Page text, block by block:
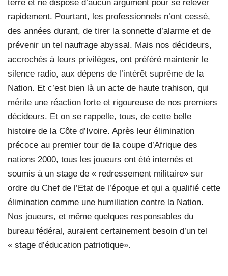
terre et ne dispose d’aucun argument pour se relever
rapidement. Pourtant, les professionnels n’ont cessé,
des années durant, de tirer la sonnette d’alarme et de
prévenir un tel naufrage abyssal. Mais nos décideurs,
accrochés à leurs privilèges, ont préféré maintenir le
silence radio, aux dépens de l’intérêt suprême de la
Nation. Et c’est bien là un acte de haute trahison, qui
mérite une réaction forte et rigoureuse de nos premiers
décideurs. Et on se rappelle, tous, de cette belle
histoire de la Côte d’Ivoire. Après leur élimination
précoce au premier tour de la coupe d’Afrique des
nations 2000, tous les joueurs ont été internés et
soumis à un stage de « redressement militaire» sur
ordre du Chef de l’Etat de l’époque et qui a qualifié cette
élimination comme une humiliation contre la Nation.
Nos joueurs, et même quelques responsables du
bureau fédéral, auraient certainement besoin d’un tel
« stage d’éducation patriotique».